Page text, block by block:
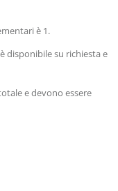
è 1.
disponibile su richiesta e
e devono essere